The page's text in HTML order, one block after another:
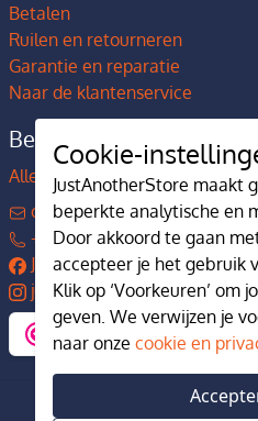
Betalen
Ruilen en retourneren
Garantie en reparatie
Naar de klantenservice
Bedrijfsgegevens
Alles over JustAnotherStore
contact@justanotherstore.nl
+31 73 644 7405
JustAnotherStore
justanotherstore.nl
Cookie-
JustAnotherStore maakt
beperkte analytische en
Door akkoord te gaan
accepteer je het gebruik
Klik op ‘Voorkeuren’ om
geven. We verwijzen je
naar onze cookie en